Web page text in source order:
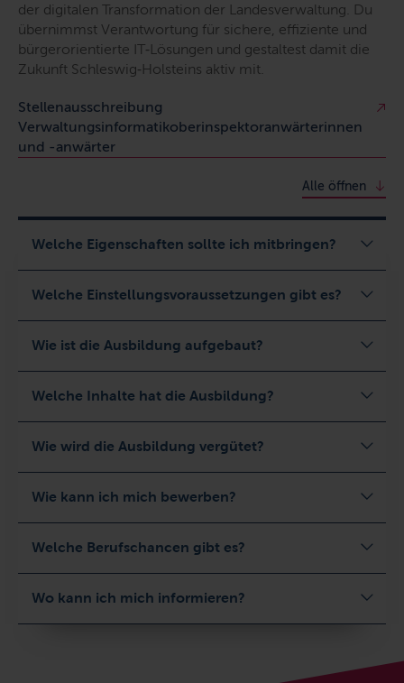
der digitalen Transformation der Landesverwaltung. Du
übernimmst Verantwortung für sichere, effiziente und
bürgerorientierte IT‑Lösungen und gestaltest damit die
Zukunft Schleswig‑Holsteins aktiv mit.
Stellenausschreibung
Verwaltungsinformatikoberinspektoranwärterinnen
und -anwärter
Alle öffnen
Welche Eigenschaften sollte ich mitbringen?
Welche Einstellungsvoraussetzungen gibt es?
Wie ist die Ausbildung aufgebaut?
Welche Inhalte hat die Ausbildung?
Wie wird die Ausbildung vergütet?
Wie kann ich mich bewerben?
Welche Berufschancen gibt es?
Wo kann ich mich informieren?